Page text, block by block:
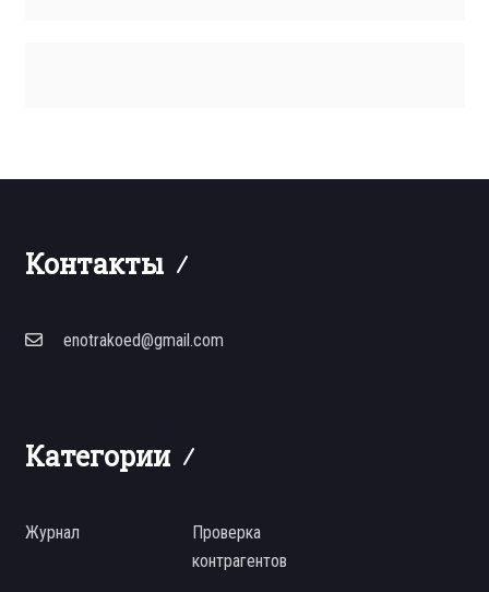
Контакты
enotrakoed@gmail.com
Категории
Журнал
Проверка
контрагентов